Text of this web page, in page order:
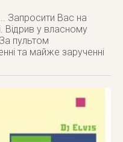
Запросити Вас на
Відрив у власному
пультом
та майже зарученні